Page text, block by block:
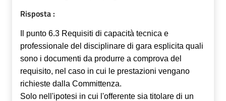
Risposta :
Il punto 6.3 Requisiti di capacità tecnica e
professionale del disciplinare di gara esplicita quali
sono i documenti da produrre a comprova del
requisito, nel caso in cui le prestazioni vengano
richieste dalla Committenza.
Solo nell'ipotesi in cui l'offerente sia titolare di un